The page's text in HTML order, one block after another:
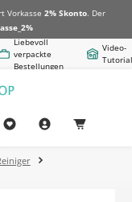
Vorkasse 2% Skonto. Der
Liebevoll
verpackte
Bestellungen
Video-